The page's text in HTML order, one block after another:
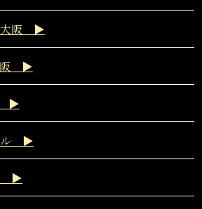
大阪 ▶
阪 ▶
▶
ル ▶
▶